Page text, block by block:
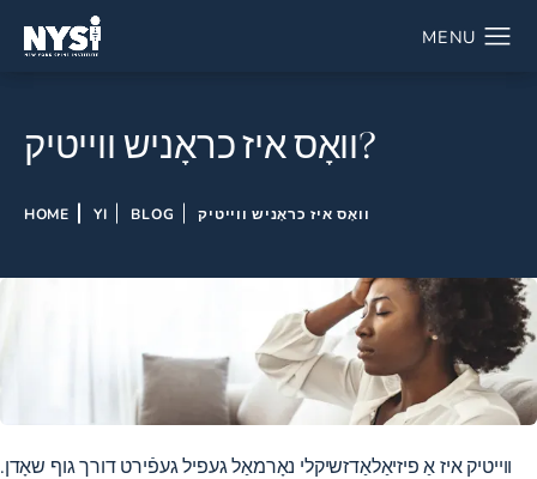
וואָס איז כראָניש ווייטיק?
HOME YI BLOG וואָס איז כראָניש ווייטיק
ווייטיק איז אַ פיזיאַלאַדזשיקלי נאָרמאַל געפיל געפֿירט דורך גוף שאָדן.